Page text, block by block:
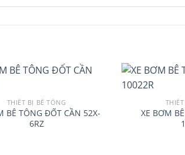
THIẾT BỊ BÊ TÔNG
BÊ TÔNG ĐỐT CẦN 52X-
6RZ
XE BƠM